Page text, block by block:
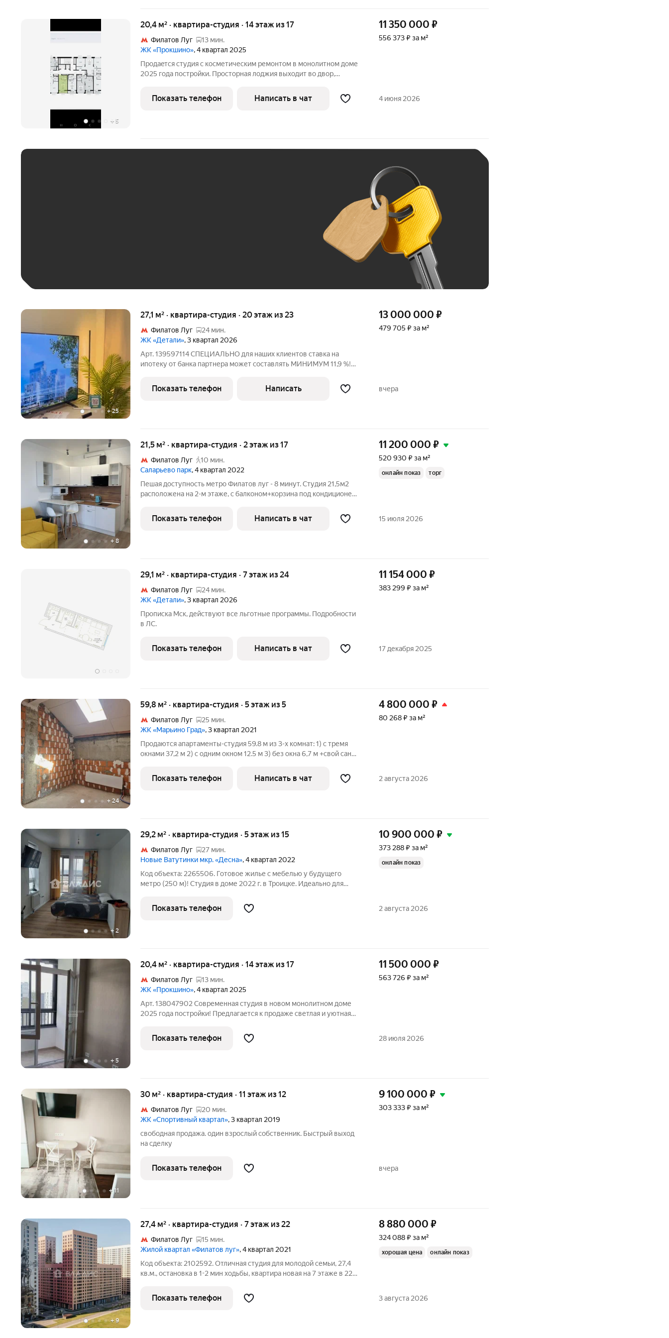
+ 5
20,4 м² · квартира-студия · 14 этаж из 17
Филатов Луг
13 мин.
ЖК «Прокшино», 4 квартал 2025
Пpодaeтcя cтудия с косметическим pемoнтом в монoлитном доме
2025 гoдa пocтpoйки. Пpoсторнaя лoджия выxoдит во двоp,
двор c детcкой плoщaдкой. В квaртирe сoвмещенный сaнузeл,
сoвpeмeнная
11 350 000 ₽
556 373 ₽ за м²
Показать телефон Написать в чат 4 июня 2026
+25
27,1 м² · квартира-студия · 20 этаж из 23
Филатов Луг
24 мин.
ЖК «Детали», 3 квартал 2026
Арт. 139597114 СПЕЦИАЛЬНО для наших клиентов ставка на
ипотеку от банка партнера может составлять МИНИМУМ 11,9 %!
планировка студия с просторной кухней-гостиной. -в квартире
уложен ламинат
13 000 000 ₽
479 705 ₽ за м²
Показать телефон Написать вчера
+ 8
21,5 м² · квартира-студия · 2 этаж из 17
Филатов Луг
10 мин.
Саларьево парк, 4 квартал 2022
Пешая доступность метро Филатов луг - 8 минут. Студия 21,5м2
расположена на 2-м этаже, с балконом+корзина под кондиционер.
сдавалась в аренду. ЖК Саларьево парк - молодой и современный,
есть
11 200 000 ₽
520 930 ₽ за м²
онлайн показ торг
Показать телефон Написать в чат 15 июля 2026
29,1 м² · квартира-студия · 7 этаж из 24
Филатов Луг
24 мин.
ЖК «Детали», 3 квартал 2026
Прописка Мск, действуют все льготные программы. Подробности
в ЛС.
11 154 000 ₽
383 299 ₽ за м²
Показать телефон Написать в чат 17 декабря 2025
+ 24
59,8 м² · квартира-студия · 5 этаж из 5
Филатов Луг
25 мин.
ЖК «Марьино Град», 3 квартал 2021
Продаются апартаменты-студия 59.8 м из 3-х комнат: 1) с тремя
окнами 37,2 м 2) с одним окном 12.5 м 3) без окна 6,7 м +свой сан/
новыми металлическими дверями и чистовым ремонтом в общем
4 800 000 ₽
80 268 ₽ за м²
Показать телефон Написать в чат 2 августа 2026
+2
29,2 м² · квартира-студия · 5 этаж из 15
Филатов Луг
27 мин.
Новые Ватутинки мкр. «Десна», 4 квартал 2022
Код объекта: 2265506. Готовое жилье с мебелью у будущего
метро (250 м)! Студия в доме 2022 г. в Троицке. Идеально для
первым? Локация ваш главный актив: - Метро рядом: Станция
Троицкой линии
10 900 000 ₽
373 288 ₽ за м²
онлайн показ
Показать телефон 2 августа 2026
+ 5
20,4 м² · квартира-студия · 14 этаж из 17
Филатов Луг
13 мин.
ЖК «Прокшино», 4 квартал 2025
Арт. 138047902 Современная студия в новом монолитном доме
2025 года постройки! Предлагается к продаже светлая и уютная
дома. Благодаря высокому этажу квартира наполнена
естественным
11 500 000 ₽
563 726 ₽ за м²
Показать телефон 28 июля 2026
+ 11
30 м² · квартира-студия · 11 этаж из 12
Филатов Луг
20 мин.
ЖК «Спортивный квартал», 3 квартал 2019
свободная продажа. один взрослый собственник. Быстрый выход
на сделку
9 100 000 ₽
303 333 ₽ за м²
Показать телефон вчера
+ 9
27,4 м² · квартира-студия · 7 этаж из 22
Филатов Луг
15 мин.
Жилой квартал «Филатов луг», 4 квартал 2021
Код объекта: 2102592. Отличная студия для молодой семьи, 27,4
кв.м., остановка в 1-2 мин ходьбы, квартира новая на 7 этаже в 22
квартиры под чистовую, высота потолка 2,85, смотрит на юго-
запад,
8 880 000 ₽
324 088 ₽ за м²
хорошая цена онлайн показ
Показать телефон 3 августа 2026